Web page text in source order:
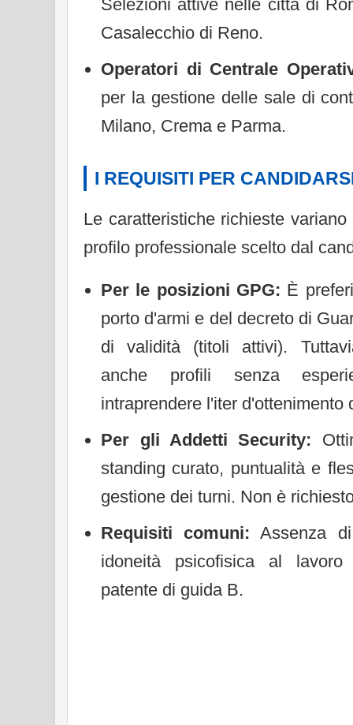
Selezioni attive nelle città di
Casalecchio di Reno.
Operatori di Centrale
per la gestione delle sale di
Milano, Crema e Parma.
I REQUISITI PER
Le caratteristiche richieste
profilo professionale scelto dal
Per le posizioni GPG: È
porto d'armi e del decreto di
di validità (titoli attivi).
anche profili senza
intraprendere l'iter d'ottenimento
Per gli Addetti Security:
standing curato, puntualità e
gestione dei turni. Non è
Requisiti comuni: Assenza
idoneità psicofisica al
patente di guida B.